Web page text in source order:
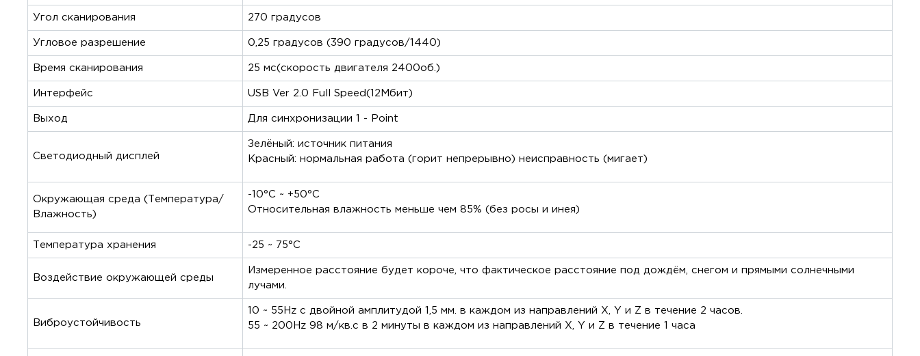
Угол сканирования 270 градусов
Угловое разрешение 0,25 градусов (390 градусов/1440)
Время сканирования 25 мс(скорость двигателя 2400об.)
Интерфейс USB Ver 2.0 Full Speed(12Мбит)
Выход Для синхронизации 1 - Point
Светодиодный дисплей
Зелёный: источник питания
Красный: нормальная работа (горит непрерывно) неисправность (мигает)
Окружающая среда (Температура/
Влажность)
-10°C ~ +50°C
Относительная влажность меньше чем 85% (без росы и инея)
Температура хранения -25 ~ 75°C
Воздействие окружающей среды
Измеренное расстояние будет короче, что фактическое расстояние под дождём, снегом и прямыми солнечными
лучами.
Виброустойчивость
10 ~ 55Hz с двойной амплитудой 1,5 мм. в каждом из направлений X, Y и Z в течение 2 часов.
55 ~ 200Hz 98 м/кв.с в 2 минуты в каждом из направлений X, Y и Z в течение 1 часа